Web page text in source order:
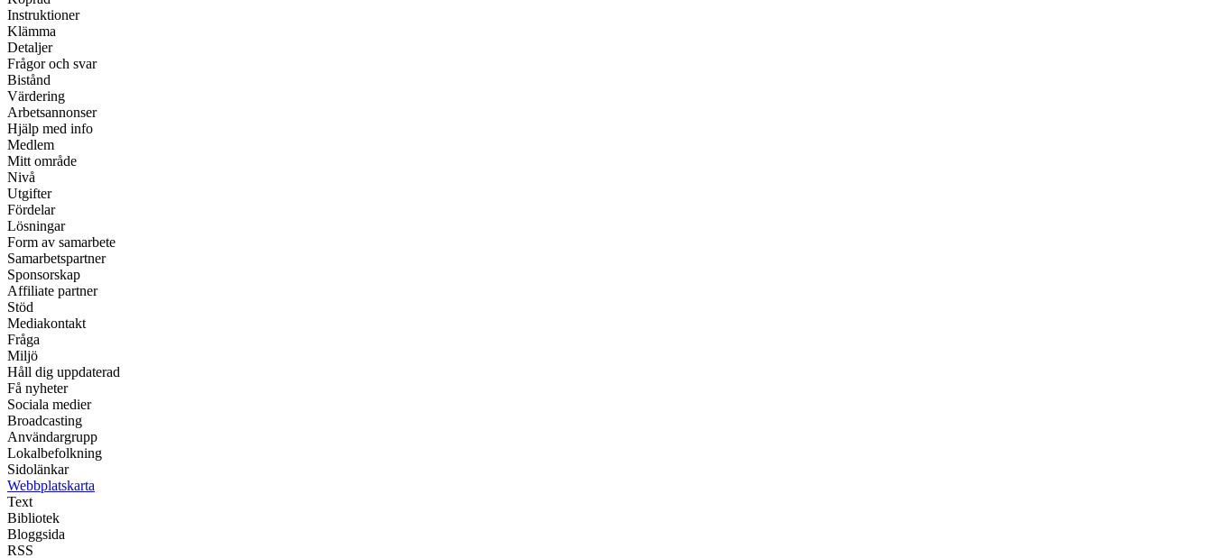
Instruktioner
Klämma
Detaljer
Frågor och svar
Bistånd
Värdering
Arbetsannonser
Hjälp med info
Medlem
Mitt område
Nivå
Utgifter
Fördelar
Lösningar
Form av samarbete
Samarbetspartner
Sponsorskap
Affiliate partner
Stöd
Mediakontakt
Fråga
Miljö
Håll dig uppdaterad
Få nyheter
Sociala medier
Broadcasting
Användargrupp
Lokalbefolkning
Sidolänkar
Webbplatskarta
Text
Bibliotek
Bloggsida
RSS